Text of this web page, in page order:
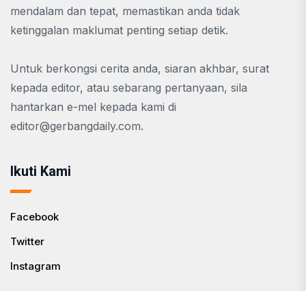
mendalam dan tepat, memastikan anda tidak
ketinggalan maklumat penting setiap detik.
Untuk berkongsi cerita anda, siaran akhbar, surat
kepada editor, atau sebarang pertanyaan, sila
hantarkan e-mel kepada kami di
editor@gerbangdaily.com.
Ikuti Kami
Facebook
Twitter
Instagram